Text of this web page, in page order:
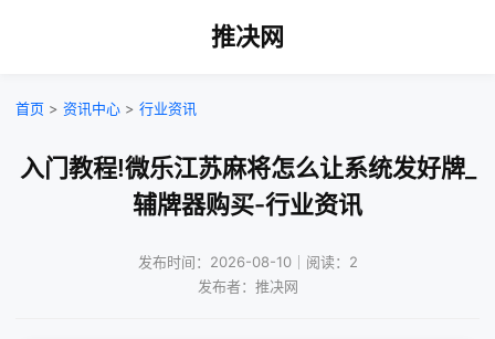
推决网
首页 > 资讯中心 > 行业资讯
入门教程!微乐江苏麻将怎么让系统发好牌_
辅牌器购买-行业资讯
发布时间：2026-08-10｜阅读：2
发布者：推决网